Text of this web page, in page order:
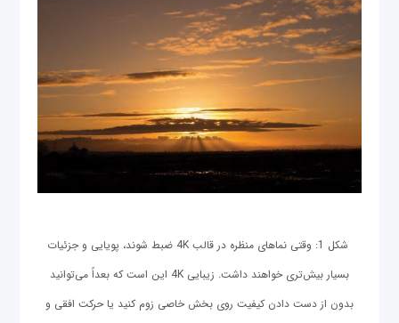
شکل 1: وقتی نماهای منظره در قالب 4K ضبط شوند، پویایی و جزئیات
بسیار بیش‌تری خواهند داشت. زیبایی 4K این است که بعداً می‌توانید
بدون از دست دادن کیفیت روی بخش خاصی زوم کنید یا حرکت افقی و